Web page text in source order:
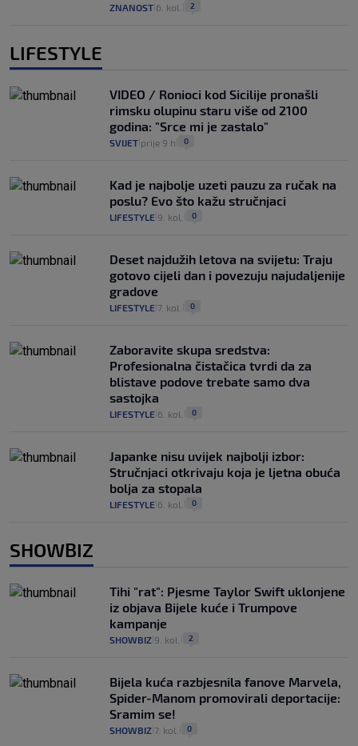
ZNANOST 6. kol. 2
LIFESTYLE
VIDEO / Ronioci kod Sicilije pronašli
rimsku olupinu staru više od 2100
godina: "Srce mi je zastalo"
SVIJET prije 9 h 0
Kad je najbolje uzeti pauzu za ručak na
poslu? Evo što kažu stručnjaci
LIFESTYLE 9. kol. 0
Deset najdužih letova na svijetu: Traju
gotovo cijeli dan i povezuju najudaljenije
gradove
LIFESTYLE 7. kol. 0
Zaboravite skupa sredstva:
Profesionalna čistačica tvrdi da za
blistave podove trebate samo dva
sastojka
LIFESTYLE 6. kol. 0
Japanke nisu uvijek najbolji izbor:
Stručnjaci otkrivaju koja je ljetna obuća
bolja za stopala
LIFESTYLE 6. kol. 0
SHOWBIZ
Tihi "rat": Pjesme Taylor Swift uklonjene
iz objava Bijele kuće i Trumpove
kampanje
SHOWBIZ 9. kol. 2
Bijela kuća razbjesnila fanove Marvela,
Spider-Manom promovirali deportacije:
Sramim se!
SHOWBIZ 7. kol. 0